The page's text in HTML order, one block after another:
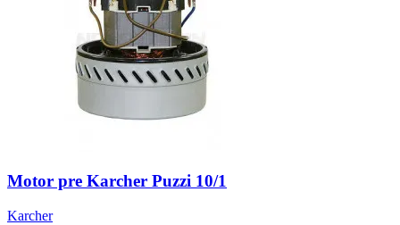
Motor pre Karcher Puzzi 10/1
Karcher